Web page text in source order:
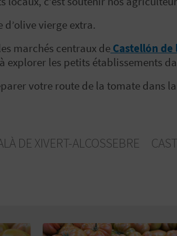
vierge extra.
marchés centraux de Castellón de
explorer les petits établissements
votre route de la tomate dans
DE XIVERT-ALCOSSEBRE